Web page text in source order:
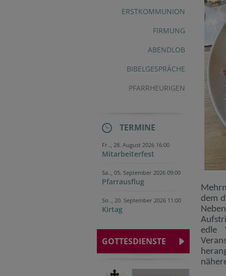
ERSTKOMMUNION
FIRMUNG
ABENDLOB
BIBELGESPRÄCHE
PFARRHEURIGEN
TERMINE
Fr.., 28. August 2026 16:00
Mitarbeiterfest
Sa.., 05. September 2026 09:00
Pfarrausflug
So.., 20. September 2026 11:00
Kirtag
GOTTESDIENSTE
dem
edle